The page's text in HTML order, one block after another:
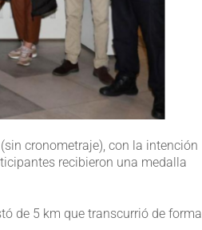
cronometraje), con la intención
recibieron una medalla
de 5 km que transcurrió de forma